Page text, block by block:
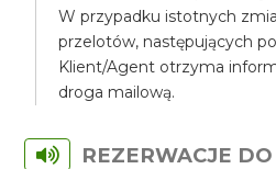
W przypadku istotnych
przelotów, następujących
Klient/Agent otrzyma
droga mailową.
REZERWACJE DO